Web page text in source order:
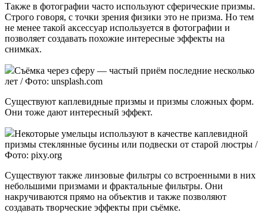
Также в фотографии часто используют сферические призмы.
Строго говоря, с точки зрения физики это не призма. Но тем
не менее такой аксессуар используется в фотографии и
позволяет создавать похожие интересные эффекты на
снимках.
Съёмка через сферу — частый приём последние несколько
лет / Фото: unsplash.com
Существуют каплевидные призмы и призмы сложных форм.
Они тоже дают интересный эффект.
Некоторые умельцы используют в качестве каплевидной
призмы стеклянные бусины или подвески от старой люстры /
Фото: pixy.org
Существуют также линзовые фильтры со встроенными в них
небольшими призмами и фрактальные фильтры. Они
накручиваются прямо на объектив и также позволяют
создавать творческие эффекты при съёмке.